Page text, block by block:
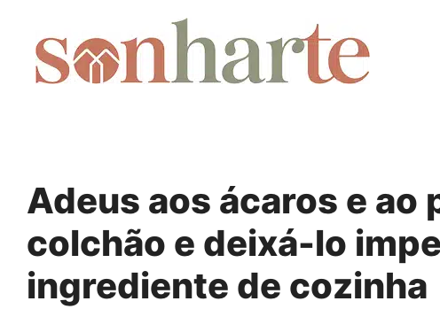
Adeus aos ácaros e ao
colchão e deixá-lo
ingrediente de cozinha